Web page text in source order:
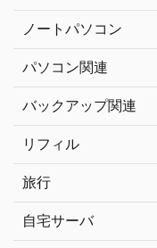
ノートパソコン
パソコン関連
バックアップ関連
リフィル
旅行
自宅サーバ